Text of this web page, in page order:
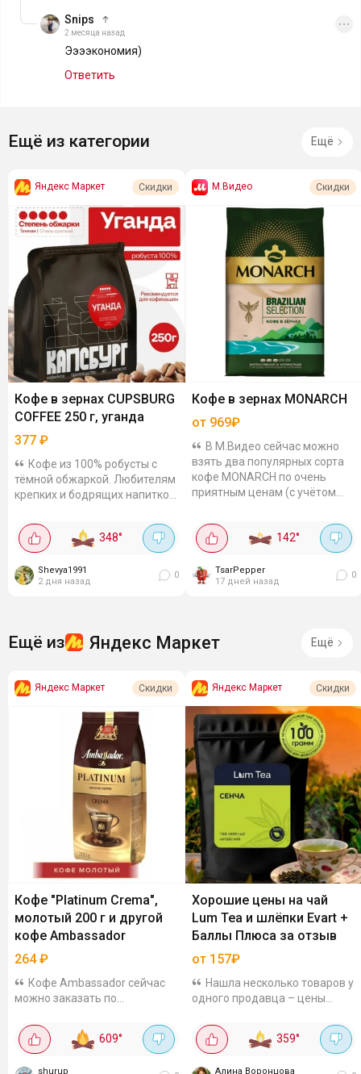
Snips
2 месяца назад
Ээээкономия)
Ответить
Ещё из категории Ещё
Яндекс Маркет Скидки
Кофе в зернах CUPSBURG
COFFEE 250 г, уганда
377 ₽
Кофе из 100% робусты с
тёмной обжаркой. Любителям
крепких и бодрящих напитков
получается с насыщенным и
горьковатым вкусом,
приятное шоколадное...
348°
Shevya1991
2 дня назад
0
М.Видео Скидки
Кофе в зернах MONARCH
от 969₽
В М.Видео сейчас можно
взять два популярных сорта
кофе MONARCH по очень
приятным ценам (с учётом
original Brazilian, 800 г - 969₽.
Классический бразильский...
142°
TsarPepper
17 дней назад
0
Ещё из Яндекс Маркет Ещё
Яндекс Маркет Скидки
Кофе "Platinum Crema",
молотый 200 г и другой
кофе Ambassador
264₽
Кофе Ambassador сейчас
можно заказать по
молотый и в зёрнах. Так кофе
"Platinum Crema", молотый
609°
shurup
Яндекс Маркет Скидки
Хорошие цены на чай
Lum Tea и шлёпки Evart +
Баллы Плюса за отзыв
от 157₽
Нашла несколько товаров у
одного продавца – цены
баллы Плюса капают, если
оставить отзыв. Обувь
359°
Алина Воронцова